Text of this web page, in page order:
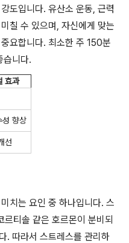
도입니다. 유산소 운동, 근력
칠 수 있으며, 자신에게 맞는
요합니다. 최소한 주 150분
습니다.
효과
성 향상
선
치는 요인 중 하나입니다. 스
티솔 같은 호르몬이 분비되
. 따라서 스트레스를 관리하